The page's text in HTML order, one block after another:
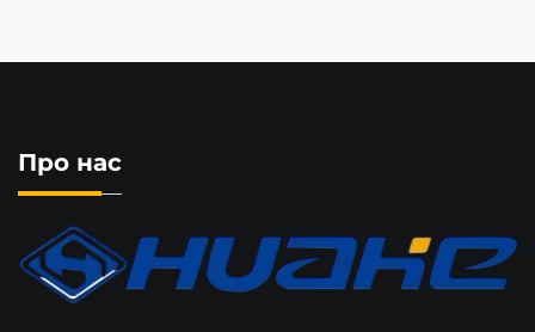
Про нас